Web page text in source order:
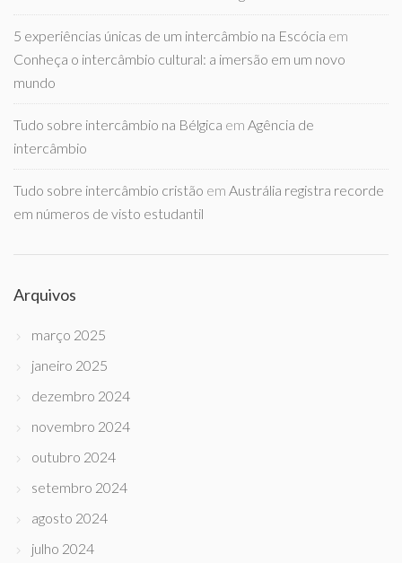
5 experiências únicas de um intercâmbio na Escócia em
Conheça o intercâmbio cultural: a imersão em um novo
mundo
Tudo sobre intercâmbio na Bélgica em Agência de
intercâmbio
Tudo sobre intercâmbio cristão em Austrália registra recorde
em números de visto estudantil
Arquivos
março 2025
janeiro 2025
dezembro 2024
novembro 2024
outubro 2024
setembro 2024
agosto 2024
julho 2024